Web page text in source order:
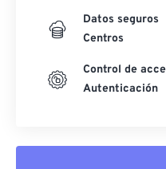
Datos seguros
Centros
Control de
Autenticación